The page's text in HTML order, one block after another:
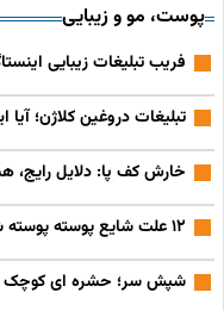
پوست، مو و زیبایی
فریب تبلیغات زیبایی
تبلیغات دروغین کلاژن؛
خارش کف پا: دلایل رایج،
۱۲ علت شایع پوسته‌ پوسته شدن پوست + پیشگیری و درمان
شپش سر؛ حشره‌ ای کوچک